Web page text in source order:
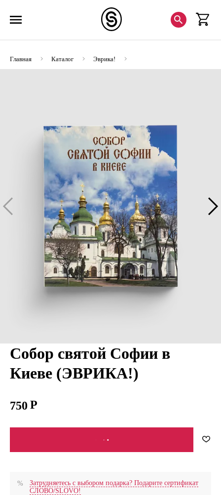
Главная Каталог
Эврика!
Собор святой Софии в Киеве (ЭВРИКА!)
Собор святой Софии в
Киеве (ЭВРИКА!)
750
В КОРЗИНУ
Затрудняетесь с выбором подарка? Подарите сертификат
СЛОВО/SLOVO!